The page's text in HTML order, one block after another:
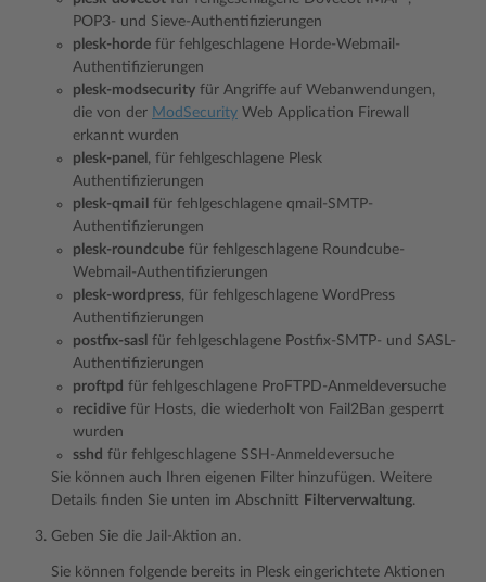
POP3- und Sieve-Authentifizierungen
plesk-horde für fehlgeschlagene Horde-Webmail-
Authentifizierungen
plesk-modsecurity für Angriffe auf Webanwendungen,
die von der ModSecurity Web Application Firewall
erkannt wurden
plesk-panel , für fehlgeschlagene Plesk
Authentifizierungen
plesk-qmail für fehlgeschlagene qmail-SMTP-
Authentifizierungen
plesk-roundcube für fehlgeschlagene Roundcube-
Webmail-Authentifizierungen
plesk-wordpress, für fehlgeschlagene WordPress
Authentifizierungen
postfix-sasl für fehlgeschlagene Postfix-SMTP- und SASL-
Authentifizierungen
proftpd für fehlgeschlagene ProFTPD-Anmeldeversuche
recidive für Hosts, die wiederholt von Fail2Ban gesperrt
wurden
sshd für fehlgeschlagene SSH-Anmeldeversuche
Sie können auch Ihren eigenen Filter hinzufügen. Weitere
Details finden Sie unten im Abschnitt Filterverwaltung.
Geben Sie die Jail-Aktion an.
Sie können folgende bereits in Plesk eingerichtete Aktionen